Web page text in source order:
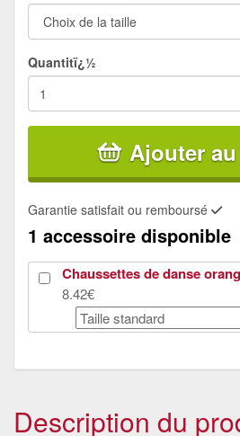
Quantitï¿½
Ajouter
Garantie satisfait ou remboursé
1 accessoire disponible
Chaussettes de danse
8.42€
Description du